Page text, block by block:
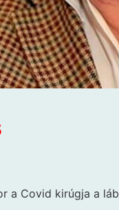
a Covid kirúgja a